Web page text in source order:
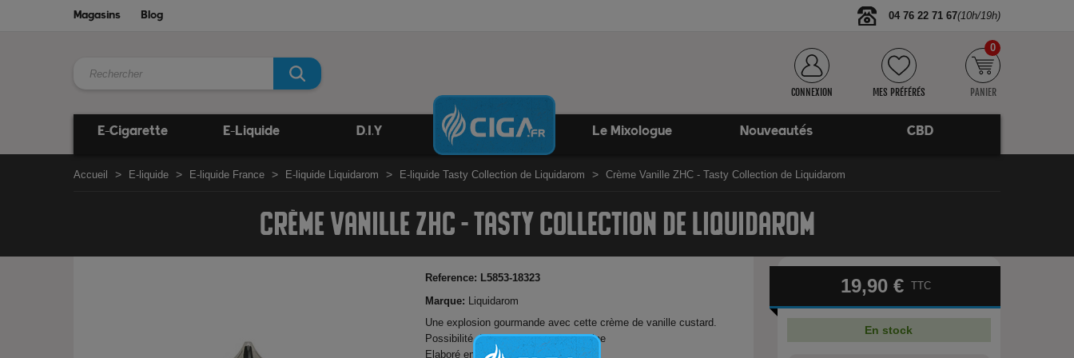
Magasins Blog 04 76 22 71 67(10h/19h)
CONNEXION MES PRÉFÉRÉS PANIER
0
E-Cigarette E-Liquide D.I.Y Le Mixologue Nouveautés CBD
Accueil E-liquide E-liquide France E-liquide Liquidarom E-liquide Tasty Collection de Liquidarom Crème Vanille ZHC - Tasty Collection de Liquidarom
CRÈME VANILLE ZHC - TASTY COLLECTION DE LIQUIDAROM
Reference: L5853-18323
Marque: Liquidarom
Une explosion gourmande avec cette crème de vanille custard.
Possibilité d'ajouter booster de nicotine
Elaboré en France
19,90 € TTC
En stock